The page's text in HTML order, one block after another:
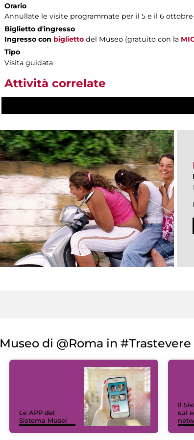
Orario
Annullate le visite programmate per il 5 e il 6 ottobre
Biglietto d'ingresso
Ingresso con biglietto del Museo (gratuito con la
Tipo
Visita guidata
Attività correlate
Museo di @Roma in #Trastevere
Le APP del
Sistema Musei
Il
sui